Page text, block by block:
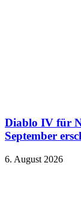
Diablo IV für
September
6. August 2026